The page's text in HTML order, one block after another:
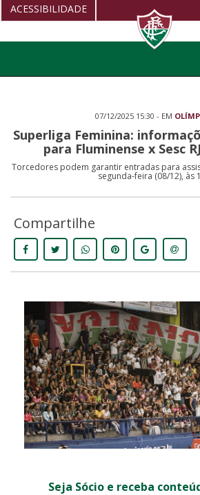
07/12/2025 15:30 - EM
Superliga Feminina:
para Fluminense x Sesc
Torcedores podem garantir entradas para
segunda-feira (08/12), às
Compartilhe
Seja Sócio e receba
ACESSIBILIDADE